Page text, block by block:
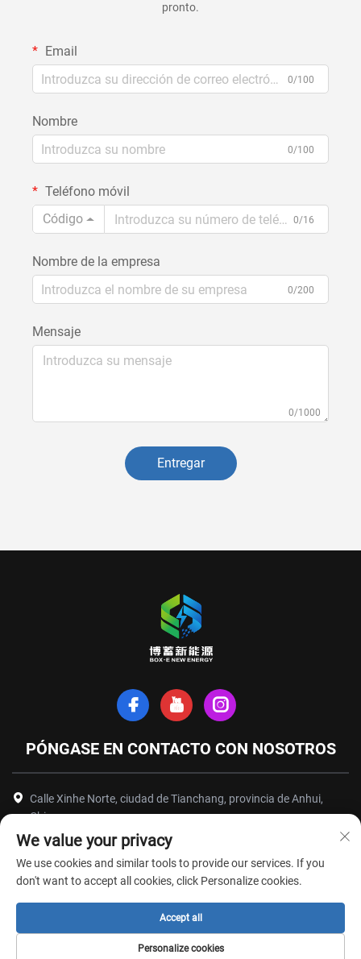
pronto.
Email
0/100
Nombre
0/100
Teléfono móvil
Código
0/16
Nombre de la empresa
0/200
Mensaje
0/1000
Entregar
PÓNGASE EN CONTACTO CON NOSOTROS
Calle Xinhe Norte, ciudad de Tianchang, provincia de Anhui,
China
+86-18949493005
[email protected]
Derechos de autor © Anhui Box-E New Energy Technology Co., Ltd. Todos
We value your privacy
We use cookies and similar tools to provide our services. If you
don't want to accept all cookies, click Personalize cookies.
Personalize cookies
Accept all